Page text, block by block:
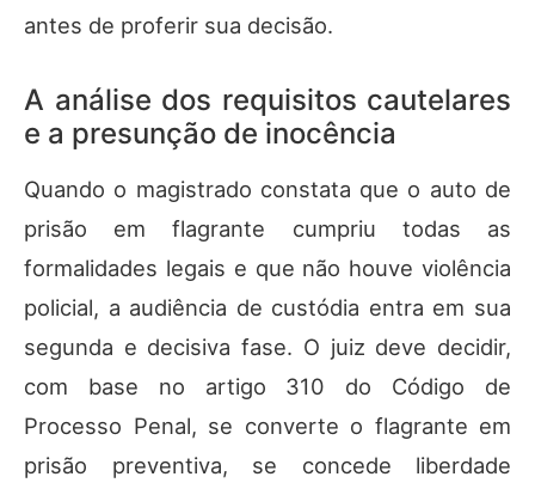
antes de proferir sua decisão.
A análise dos requisitos cautelares
e a presunção de inocência
Quando o magistrado constata que o auto de
prisão em flagrante cumpriu todas as
formalidades legais e que não houve violência
policial, a audiência de custódia entra em sua
segunda e decisiva fase. O juiz deve decidir,
com base no artigo 310 do Código de
Processo Penal, se converte o flagrante em
prisão preventiva, se concede liberdade